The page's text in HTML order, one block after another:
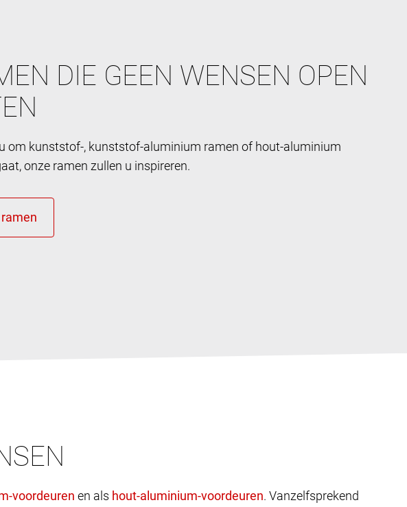
DIE GEEN WENSEN OPEN
om kunststof-, kunststof-aluminium ramen of hout-aluminium
onze ramen zullen u inspireren.
en als
. Vanzelfsprekend